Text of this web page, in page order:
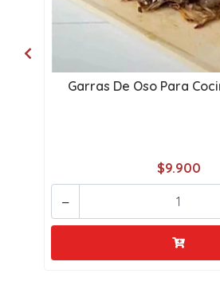
Garras De Oso Para
$9.900
-